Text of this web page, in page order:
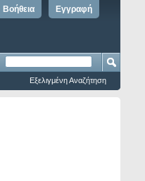
Εγγραφή
Βοήθεια
Εξελιγμένη Αναζήτηση